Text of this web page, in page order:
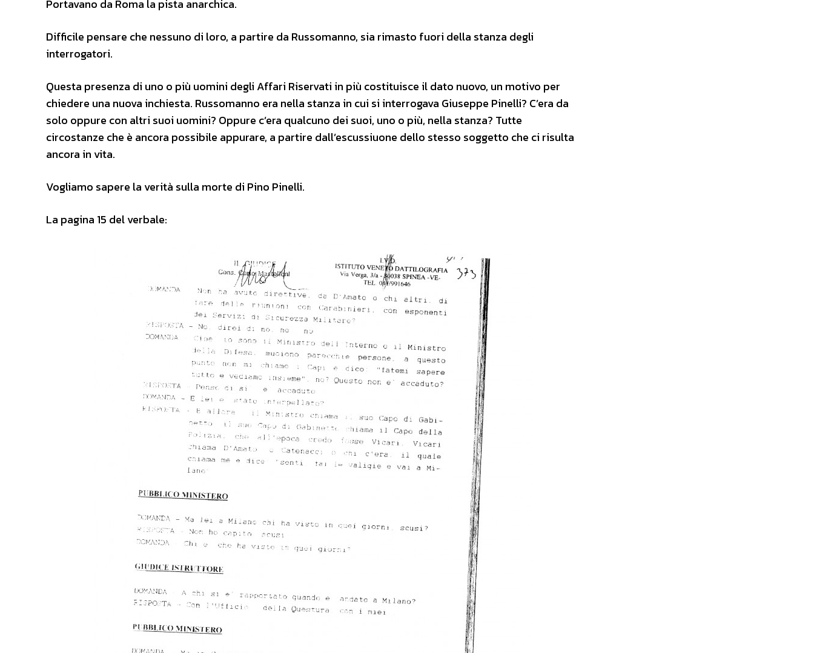
Portavano da Roma la pista anarchica.
Difficile pensare che nessuno di loro, a partire da Russomanno, sia rimasto fuori della stanza degli
interrogatori.
Questa presenza di uno o più uomini degli Affari Riservati in più costituisce il dato nuovo, un motivo per
chiedere una nuova inchiesta. Russomanno era nella stanza in cui si interrogava Giuseppe Pinelli? C’era da
solo oppure con altri suoi uomini? Oppure c’era qualcuno dei suoi, uno o più, nella stanza? Tutte
circostanze che è ancora possibile appurare, a partire dall’escussiuone dello stesso soggetto che ci risulta
ancora in vita.
Vogliamo sapere la verità sulla morte di Pino Pinelli.
La pagina 15 del verbale: